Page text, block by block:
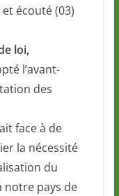
écouté (03)
loi,
l’avant-
des
face à de
la nécessité
du
notre pays de